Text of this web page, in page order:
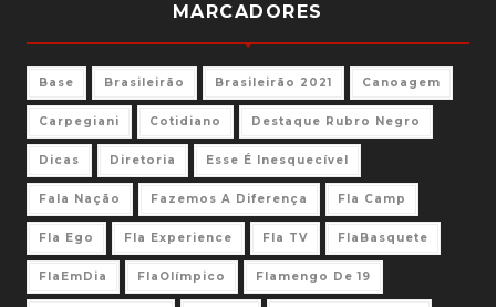
MARCADORES
Base Brasileirão Brasileirão 2021 Canoagem
Carpegiani Cotidiano Destaque Rubro Negro
Dicas Diretoria Esse É Inesquecível
Fala Nação Fazemos A Diferença Fla Camp
Fla Ego Fla Experience Fla TV FlaBasquete
FlaEmDia FlaOlímpico Flamengo De 19